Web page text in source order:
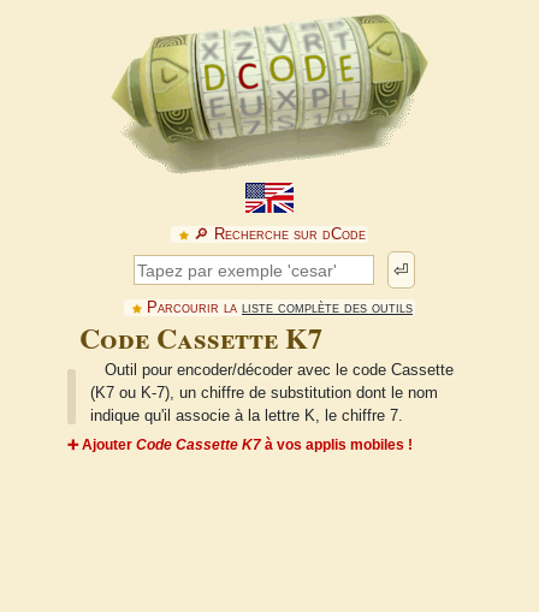
🔎︎ Recherche sur dCode
⏎
Parcourir la liste complète des outils
Code Cassette K7
Outil pour encoder/décoder avec le code Cassette
(K7 ou K-7), un chiffre de substitution dont le nom
indique qu'il associe à la lettre K, le chiffre 7.
➕ Ajouter Code Cassette K7 à vos applis mobiles !